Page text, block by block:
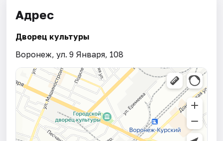
Адрес
Дворец культуры
Воронеж, ул. 9 Января, 108